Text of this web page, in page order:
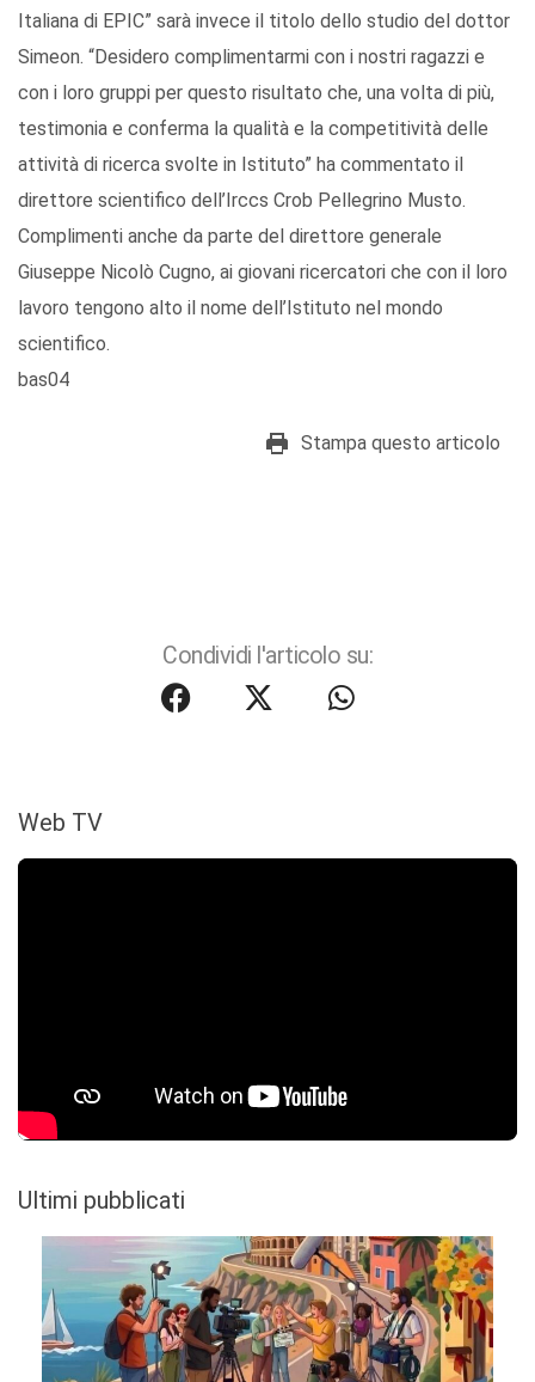
Italiana di EPIC” sarà invece il titolo dello studio del dottor
Simeon. “Desidero complimentarmi con i nostri ragazzi e
con i loro gruppi per questo risultato che, una volta di più,
testimonia e conferma la qualità e la competitività delle
attività di ricerca svolte in Istituto” ha commentato il
direttore scientifico dell’Irccs Crob Pellegrino Musto.
Complimenti anche da parte del direttore generale
Giuseppe Nicolò Cugno, ai giovani ricercatori che con il loro
lavoro tengono alto il nome dell’Istituto nel mondo
scientifico.
bas04
Stampa questo articolo
Condividi l'articolo su:
Web TV
Ultimi pubblicati